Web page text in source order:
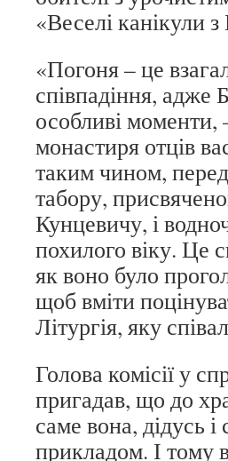
«Веселі канікули
«Погоня – це
співпадіння, адже
особливі
монастиря отців
таким чином,
табору,
Кунцевичу, і
похилого віку. Це
як воно було
щоб вміти
Літургія, яку
Голова комісії у
пригадав, що до
саме вона, дідусь
прикладом. І тому